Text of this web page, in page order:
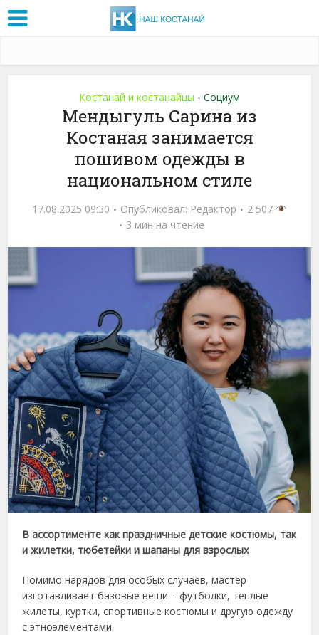
Костанай и костанайцы • Социум
Мендыгуль Сарина из
Костаная занимается
пошивом одежды в
национальном стиле
17.08.2025 09:30 Опубликовал: Редактор
2 507
3 мин на чтение
В ассортименте как праздничные детские костюмы, так
и жилетки, тюбетейки и шапаны для взрослых
Помимо нарядов для особых случаев, мастер
изготавливает базовые вещи – футболки, теплые
жилеты, куртки, спортивные костюмы и другую одежду
с этноэлементами.